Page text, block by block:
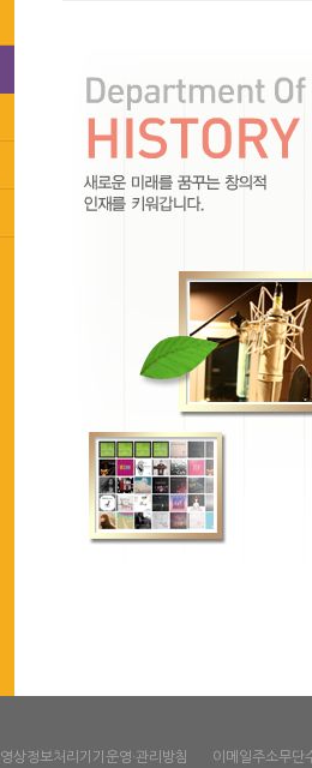
영상정보처리기기운영·관리방침 이메일주소무단